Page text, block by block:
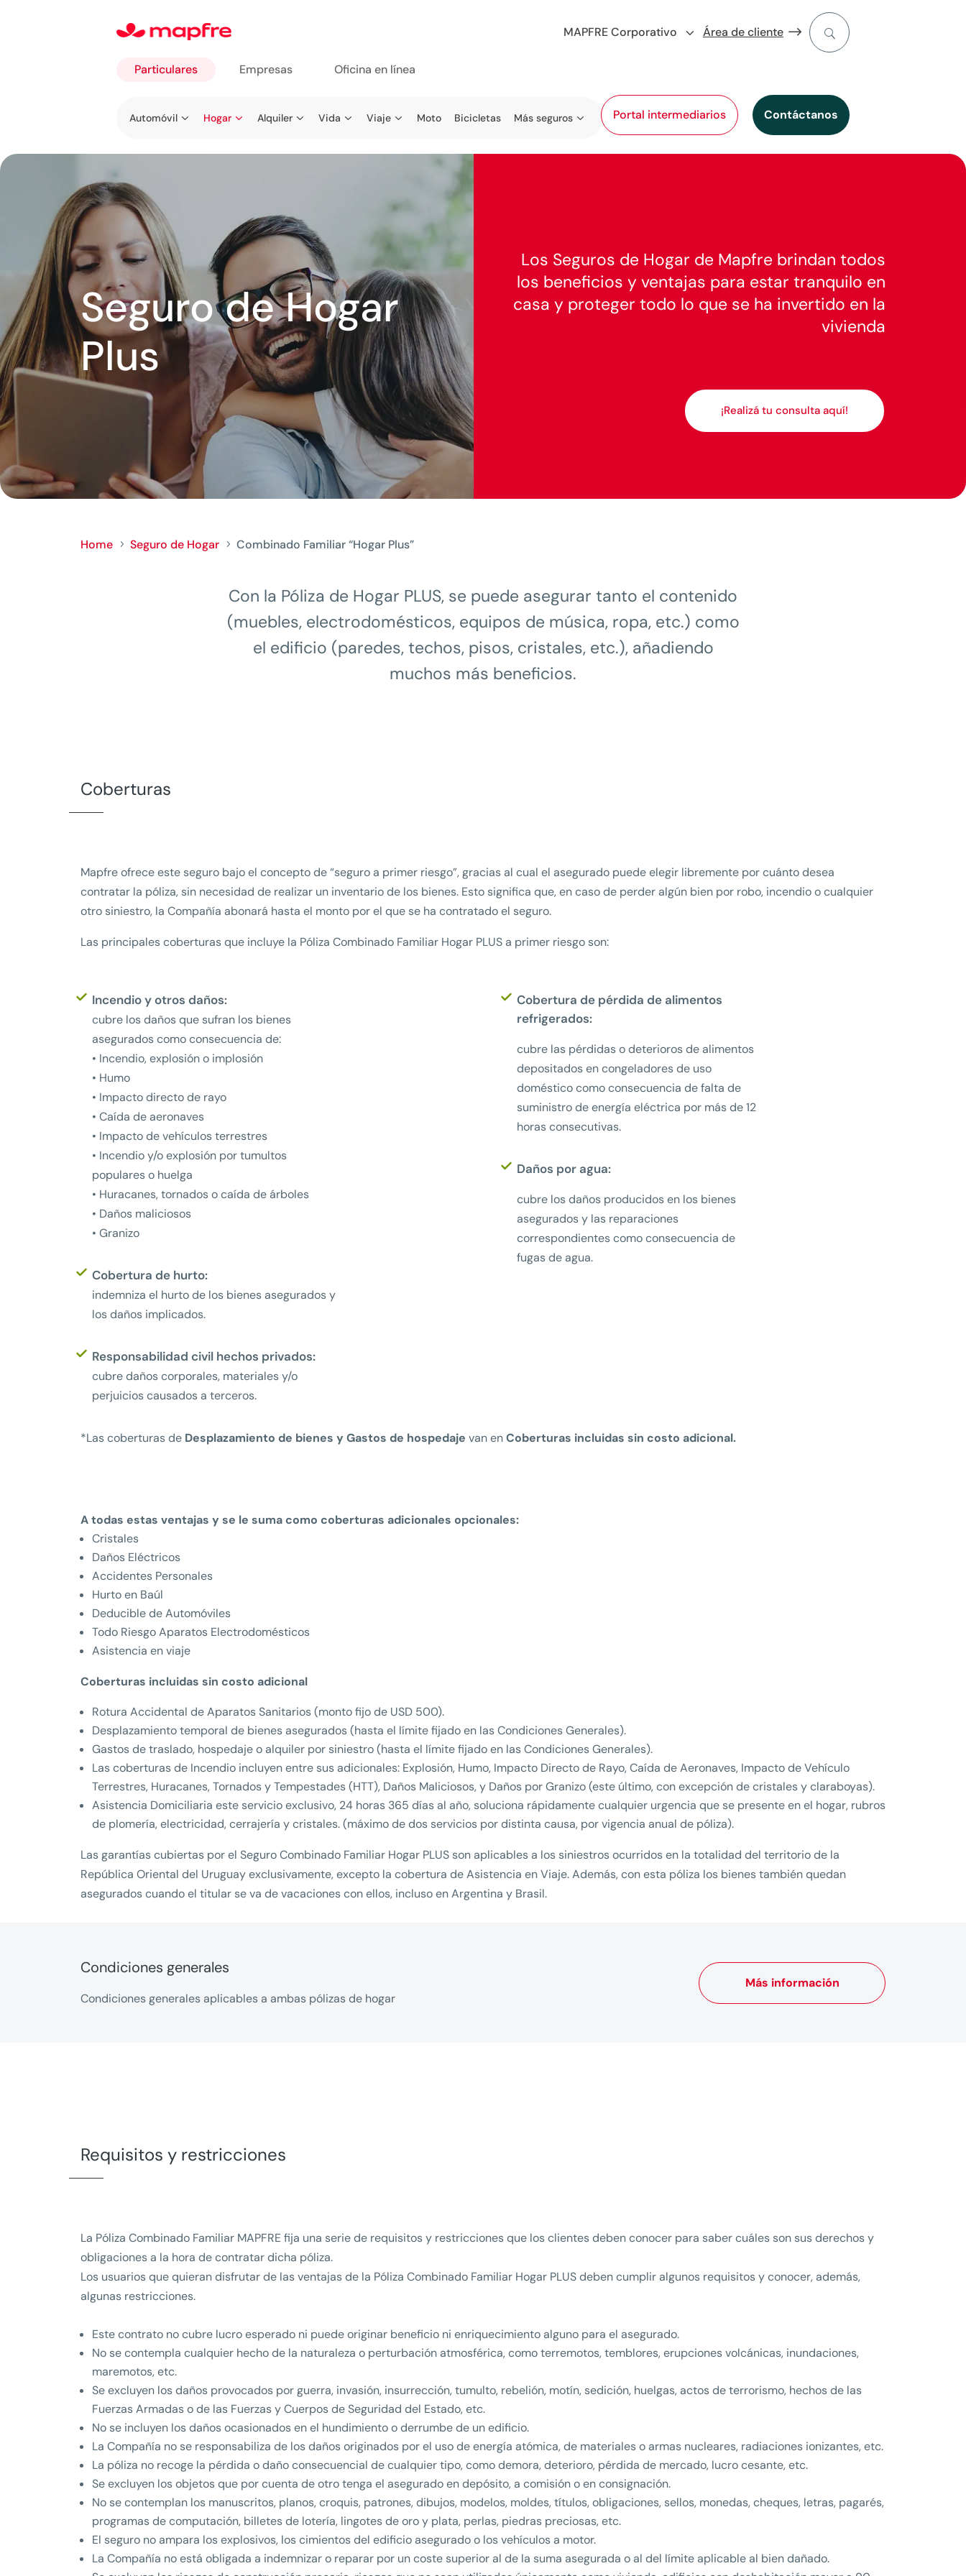
MAPFRE Corporativo Área de cliente
Portal intermediarios Contáctanos
Particulares
Ir a
Automóvil Hogar Alquiler Vida Viaje Moto Bicicletas Más seguros
Empresas Oficina en línea
Seguro de Hogar
Plus
Los Seguros de Hogar de Mapfre brindan todos
los beneficios y ventajas para estar tranquilo en
casa y proteger todo lo que se ha invertido en la
vivienda
¡Realizá tu consulta aquí!
Home 5 Seguro de Hogar 5 Combinado Familiar “Hogar Plus”
Con la Póliza de Hogar PLUS, se puede asegurar tanto el contenido
(muebles, electrodomésticos, equipos de música, ropa, etc.) como
el edificio (paredes, techos, pisos, cristales, etc.), añadiendo
muchos más beneficios.
Coberturas
Mapfre ofrece este seguro bajo el concepto de “seguro a primer riesgo”, gracias al cual el asegurado puede elegir libremente por cuánto desea
contratar la póliza, sin necesidad de realizar un inventario de los bienes. Esto significa que, en caso de perder algún bien por robo, incendio o cualquier
otro siniestro, la Compañía abonará hasta el monto por el que se ha contratado el seguro.
Las principales coberturas que incluye la Póliza Combinado Familiar Hogar PLUS a primer riesgo son:
Incendio y otros daños:
cubre los daños que sufran los bienes
asegurados como consecuencia de:
• Incendio, explosión o implosión
• Humo
• Impacto directo de rayo
• Caída de aeronaves
• Impacto de vehículos terrestres
• Incendio y/o explosión por tumultos
populares o huelga
• Huracanes, tornados o caída de árboles
• Daños maliciosos
• Granizo
Cobertura de hurto:
indemniza el hurto de los bienes asegurados y
los daños implicados.
Responsabilidad civil hechos privados:
cubre daños corporales, materiales y/o
perjuicios causados a terceros.
Cobertura de pérdida de alimentos
refrigerados:
cubre las pérdidas o deterioros de alimentos
depositados en congeladores de uso
doméstico como consecuencia de falta de
suministro de energía eléctrica por más de 12
horas consecutivas.
Daños por agua:
cubre los daños producidos en los bienes
asegurados y las reparaciones
correspondientes como consecuencia de
fugas de agua.
*Las coberturas de Desplazamiento de bienes y Gastos de hospedaje van enCoberturas incluidas sin costo adicional.
A todas estas ventajas y se le suma como coberturas adicionales opcionales:
Cristales
Daños Eléctricos
Accidentes Personales
Hurto en Baúl
Deducible de Automóviles
Todo Riesgo Aparatos Electrodomésticos
Asistencia en viaje
Coberturas incluidas sin costo adicional
Rotura Accidental de Aparatos Sanitarios (monto fijo de USD 500).
Desplazamiento temporal de bienes asegurados (hasta el límite fijado en las Condiciones Generales).
Gastos de traslado, hospedaje o alquiler por siniestro (hasta el límite fijado en las Condiciones Generales).
Las coberturas de Incendio incluyen entre sus adicionales: Explosión, Humo, Impacto Directo de Rayo, Caída de Aeronaves, Impacto de Vehículo
Terrestres, Huracanes, Tornados y Tempestades (HTT), Daños Maliciosos, y Daños por Granizo (este último, con excepción de cristales y claraboyas).
Asistencia Domiciliaria este servicio exclusivo, 24 horas 365 días al año, soluciona rápidamente cualquier urgencia que se presente en el hogar, rubros
de plomería, electricidad, cerrajería y cristales. (máximo de dos servicios por distinta causa, por vigencia anual de póliza).
Las garantías cubiertas por el Seguro Combinado Familiar Hogar PLUS son aplicables a los siniestros ocurridos en la totalidad del territorio de la
República Oriental del Uruguay exclusivamente, excepto la cobertura de Asistencia en Viaje. Además, con esta póliza los bienes también quedan
asegurados cuando el titular se va de vacaciones con ellos, incluso en Argentina y Brasil.
Condiciones generales
Condiciones generales aplicables a ambas pólizas de hogar
Más información
Requisitos y restricciones
La Póliza Combinado Familiar MAPFRE fija una serie de requisitos y restricciones que los clientes deben conocer para saber cuáles son sus derechos y
obligaciones a la hora de contratar dicha póliza.
Los usuarios que quieran disfrutar de las ventajas de la Póliza Combinado Familiar Hogar PLUS deben cumplir algunos requisitos y conocer, además,
algunas restricciones.
Este contrato no cubre lucro esperado ni puede originar beneficio ni enriquecimiento alguno para el asegurado.
No se contempla cualquier hecho de la naturaleza o perturbación atmosférica, como terremotos, temblores, erupciones volcánicas, inundaciones,
maremotos, etc.
Se excluyen los daños provocados por guerra, invasión, insurrección, tumulto, rebelión, motín, sedición, huelgas, actos de terrorismo, hechos de las
Fuerzas Armadas o de las Fuerzas y Cuerpos de Seguridad del Estado, etc.
No se incluyen los daños ocasionados en el hundimiento o derrumbe de un edificio.
La Compañía no se responsabiliza de los daños originados por el uso de energía atómica, de materiales o armas nucleares, radiaciones ionizantes, etc.
La póliza no recoge la pérdida o daño consecuencial de cualquier tipo, como demora, deterioro, pérdida de mercado, lucro cesante, etc.
Se excluyen los objetos que por cuenta de otro tenga el asegurado en depósito, a comisión o en consignación.
No se contemplan los manuscritos, planos, croquis, patrones, dibujos, modelos, moldes, títulos, obligaciones, sellos, monedas, cheques, letras, pagarés,
programas de computación, billetes de lotería, lingotes de oro y plata, perlas, piedras preciosas, etc.
El seguro no ampara los explosivos, los cimientos del edificio asegurado o los vehículos a motor.
La Compañía no está obligada a indemnizar o reparar por un coste superior al de la suma asegurada o al del límite aplicable al bien dañado.